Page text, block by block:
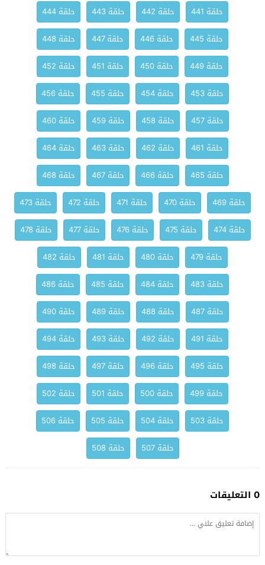
حلقة 441 حلقة 442 حلقة 443
حلقة 444
حلقة 445
حلقة 446 حلقة 447
حلقة 448
حلقة 449
حلقة 450 حلقة 451
حلقة 452
حلقة 453
حلقة 454 حلقة 455
حلقة 456
حلقة 457
حلقة 458 حلقة 459
حلقة 460
حلقة 461
حلقة 462 حلقة 463
حلقة 464
حلقة 465
حلقة 466 حلقة 467
حلقة 468
حلقة 469
حلقة 470 حلقة 471 حلقة 472
حلقة 473
حلقة 474
حلقة 475 حلقة 476 حلقة 477
حلقة 478
حلقة 479
حلقة 480 حلقة 481
حلقة 482
حلقة 483
حلقة 484 حلقة 485
حلقة 486
حلقة 487
حلقة 488 حلقة 489
حلقة 490
حلقة 491
حلقة 492 حلقة 493
حلقة 494
حلقة 495
حلقة 496 حلقة 497
حلقة 498
حلقة 499
حلقة 500 حلقة 501
حلقة 502
حلقة 503
حلقة 504 حلقة 505
حلقة 506
حلقة 507
حلقة 508
0 التعليقات